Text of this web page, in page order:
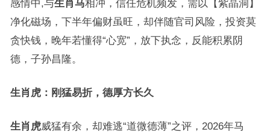
感情中,与生肖马相冲，信任危机频发，需以【紫晶洞】
净化磁场，下半年偏财虽旺，却伴随官司风险，投资莫
贪快钱，晚年若懂得“心宽”，放下执念，反能积累阴
德，子孙昌隆。
生肖虎：刚猛易折，德厚方长久
生肖虎威猛有余，却难逃“道微德薄”之评，2026年马